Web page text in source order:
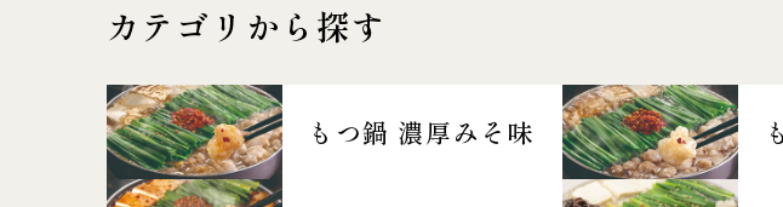
カテゴリから探す
もつ鍋 濃厚みそ味